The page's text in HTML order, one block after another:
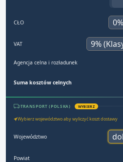
CŁO
VAT
Agencja celna i rozładunek
Suma kosztów celnych
TRANSPORT (POLSKA) WYBIERZ
Wybierz województwo aby wyliczyć koszt dostawy
Województwo
Powiat